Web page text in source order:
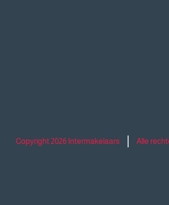
Copyright 2026 Intermakelaars Alle